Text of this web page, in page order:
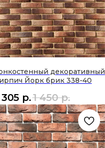
декоративный
Йорк брик 338-40
305 р.1 450 р.